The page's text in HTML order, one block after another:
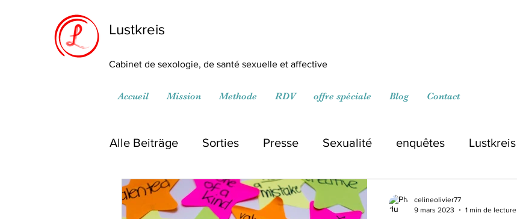
Lustkreis
Cabinet de sexologie, de santé sexuelle et affective
Accueil Mission Methode RDV offre spéciale Blog Contact
Alle Beiträge Sorties Presse Sexualité enquêtes Lustkreis
Médiathèque
celineolivier77
9 mars 2023
1 min de lecture